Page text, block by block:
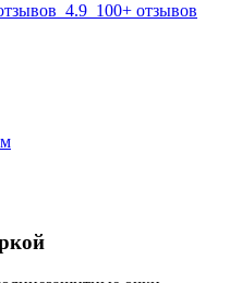
4.9 100+ отзывов